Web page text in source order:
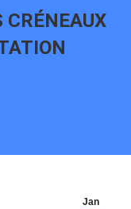
CRÉNEAUX
Jan